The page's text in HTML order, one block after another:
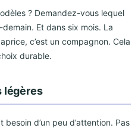
? Demandez-vous lequel
Et dans six mois. La
c’est un compagnon. Cela
durable.
légères
d’un peu d’attention. Pas